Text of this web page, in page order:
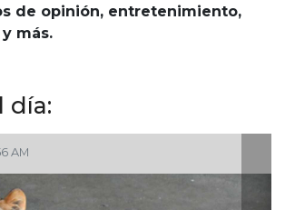
de opinión, entretenimiento,
más.
día:
AM